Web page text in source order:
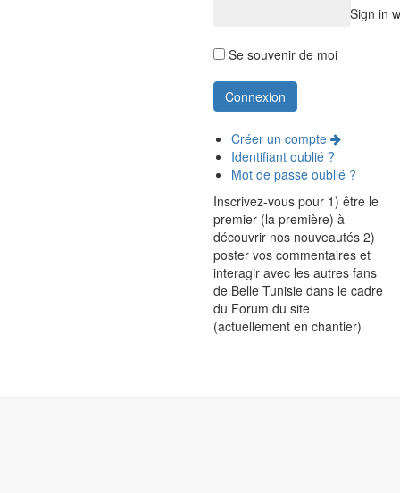
Sign in
Se souvenir de moi
Créer un compte
Identifiant oublié ?
Mot de passe oublié ?
Inscrivez-vous pour 1) être le
premier (la première) à
découvrir nos nouveautés 2)
poster vos commentaires et
interagir avec les autres fans
de Belle Tunisie dans le cadre
du Forum du site
(actuellement en chantier)